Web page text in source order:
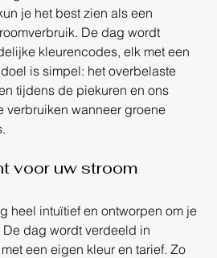
je het best zien als een
De dag wordt
kleurencodes, elk met een
is simpel: het overbelaste
tijdens de piekuren en ons
verbruiken wanneer groene
voor uw stroom
heel intuïtief en ontworpen om je
dag wordt verdeeld in
een eigen kleur en tarief. Zo